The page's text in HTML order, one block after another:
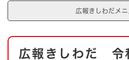
とじる
とじる
広報きしわだメニ
本
広報きしわだ 令